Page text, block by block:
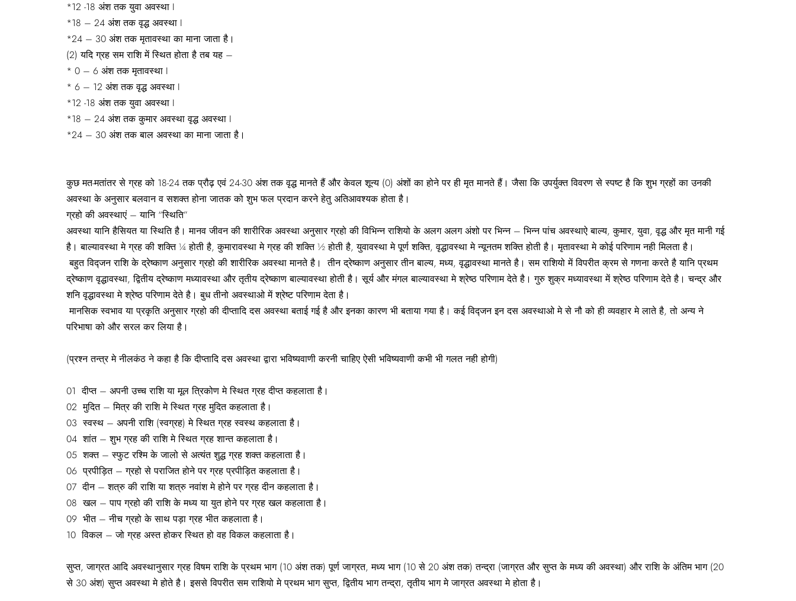
*12 -18 अंश तक युवा अवस्था I
*18 – 24 अंश तक वृद्ध अवस्था I
*24 – 30 अंश तक मृतावस्था का माना जाता है।
(2) यदि ग्रह सम राशि में स्थित होता है तब यह –
* 0 – 6 अंश तक मृतावस्था I
* 6 – 12 अंश तक वृद्ध अवस्था I
*12 -18 अंश तक युवा अवस्था I
*18 – 24 अंश तक कुमार अवस्था वृद्ध अवस्था I
*24 – 30 अंश तक बाल अवस्था का माना जाता है।
कुछ मत-मतांतर से ग्रह को 18-24 तक प्रौढ़ एवं 24-30 अंश तक वृद्ध मानते हैं और केवल शून्य (0) अंशों का होने पर ही मृत मानते हैं। जैसा कि उपर्युक्त विवरण से स्पष्ट है कि शुभ ग्रहों का उनकी
अवस्था के अनुसार बलवान व सशक्त होना जातक को शुभ फल प्रदान करने हेतु अतिआवश्यक होता है।
ग्रहो की अवस्थाएं – यानि “स्थिति”
अवस्था यानि हैसियत या स्थिति है। मानव जीवन की शारीरिक अवस्था अनुसार ग्रहो की विभिन्न राशियो के अलग अलग अंशो पर भिन्न – भिन्न पांच अवस्थाऐ बाल्य, कुमार, युवा, वृद्ध और मृत मानी गई
है। बाल्यावस्था मे ग्रह की शक्ति ¼ होती है, कुमारावस्था मे ग्रह की शक्ति ½ होती है, युवावस्था मे पूर्ण शक्ति, वृद्धावस्था मे न्यूनतम शक्ति होती है। मृतावस्था मे कोई परिणाम नही मिलता है।
बहुत विद्जन राशि के द्रेष्काण अनुसार ग्रहो की शारीरिक अवस्था मानते है। तीन द्रेष्काण अनुसार तीन बाल्य, मध्य, वृद्धावस्था मानते है। सम राशियो में विपरीत क्रम से गणना करते है यानि प्रथम
द्रेष्काण वृद्धावस्था, द्वितीय द्रेष्काण मध्यावस्था और तृतीय द्रेष्काण बाल्यावस्था होती है। सूर्य और मंगल बाल्यावस्था मे श्रेष्ठ परिणाम देते है। गुरु शुक्र मध्यावस्था में श्रेष्ठ परिणाम देते है। चन्द्र और
शनि वृद्धावस्था मे श्रेष्ठ परिणाम देते है। बुध तीनो अवस्थाओ में श्रेष्ट परिणाम देता है।
मानसिक स्वभाव या प्रकृति अनुसार ग्रहो की दीप्तादि दस अवस्था बताई गई है और इनका कारण भी बताया गया है। कई विद्जन इन दस अवस्थाओ मे से नौ को ही व्यवहार मे लाते है, तो अन्य ने
परिभाषा को और सरल कर लिया है।
(प्रश्न तन्त्र मे नीलकंठ ने कहा है कि दीप्तादि दस अवस्था द्वारा भविष्यवाणी करनी चाहिए ऐसी भविष्यवाणी कभी भी गलत नही होगी)
01 दीप्त – अपनी उच्च राशि या मूल त्रिकोण मे स्थित ग्रह दीप्त कहलाता है।
02 मुदित – मित्र की राशि मे स्थित ग्रह मुदित कहलाता है।
03 स्वस्थ – अपनी राशि (स्वग्रह) मे स्थित ग्रह स्वस्थ कहलाता है।
04 शांत – शुभ ग्रह की राशि मे स्थित ग्रह शान्त कहलाता है।
05 शक्त – स्फुट रश्मि के जालो से अत्यंत शुद्ध ग्रह शक्त कहलाता है।
06 प्रपीड़ित – ग्रहो से पराजित होने पर ग्रह प्रपीड़ित कहलाता है।
07 दीन – शत्रु की राशि या शत्रु नवांश मे होने पर ग्रह दीन कहलाता है।
08 खल – पाप ग्रहो की राशि के मध्य या युत होने पर ग्रह खल कहलाता है।
09 भीत – नीच ग्रहो के साथ पड़ा ग्रह भीत कहलाता है।
10 विकल – जो ग्रह अस्त होकर स्थित हो वह विकल कहलाता है।
सुप्त, जाग्रत आदि अवस्थानुसार ग्रह विषम राशि के प्रथम भाग (10 अंश तक) पूर्ण जाग्रत, मध्य भाग (10 से 20 अंश तक) तन्द्रा (जाग्रत और सुप्त के मध्य की अवस्था) और राशि के अंतिम भाग (20
से 30 अंश) सुप्त अवस्था मे होते है। इससे विपरीत सम राशियो मे प्रथम भाग सुप्त, द्वितीय भाग तन्द्रा, तृतीय भाग मे जाग्रत अवस्था मे होता है।